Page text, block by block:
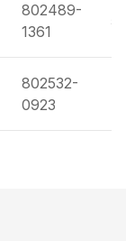
802489-
1361
802532-
0923